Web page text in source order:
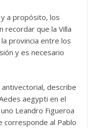
a propósito, los
recordar que la Villa
provincia entre los
y es necesario
describe
aegypti en el
Leandro Figueroa
corresponde al Pablo